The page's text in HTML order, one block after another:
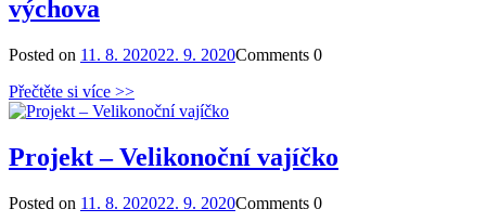
výchova
Posted on 11. 8. 202022. 9. 2020Comments 0
Přečtěte si více >>
Projekt – Velikonoční vajíčko
Posted on 11. 8. 202022. 9. 2020Comments 0